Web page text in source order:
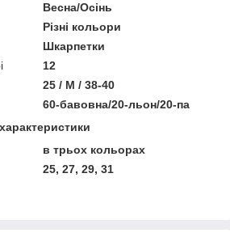
Весна/Осінь
Різні кольори
Шкарпетки
12
25 / M / 38-40
60-бавовна/20-льон/20-па
в трьох кольорах
25, 27, 29, 31